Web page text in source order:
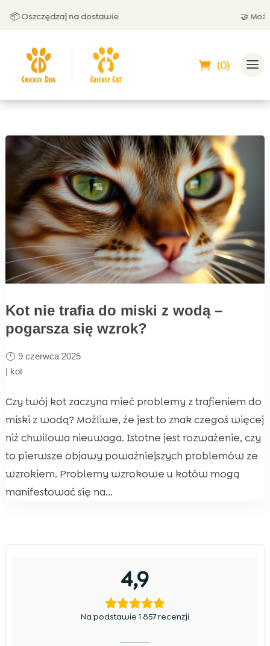
Oszczędzaj na dostawie 🤝
(0)
Kot nie trafia do miski z wodą –
pogarsza się wzrok?
9 czerwca 2025
| kot
Czy twój kot zaczyna mieć problemy z trafieniem do
miski z wodą? Możliwe, że jest to znak czegoś więcej
niż chwilowa nieuwaga. Istotne jest rozważenie, czy
to pierwsze objawy poważniejszych problemów ze
wzrokiem. Problemy wzrokowe u kotów mogą
manifestować się na...
4,9
Na podstawie 1 857 recenzji